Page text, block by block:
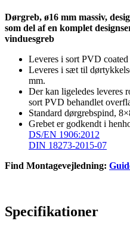
Dørgreb, ø16 mm massiv,
som del af en komplet
vinduesgreb
Leveres i sort PVD
Leveres i sæt til
mm.
Der kan ligeledes leveres
sort PVD behandlet
Standard dørgrebspind,
Grebet er godkendt i
DS/EN 1906:2012
DIN 18273-2015-07
Find Montagevejledning:
Specifikationer